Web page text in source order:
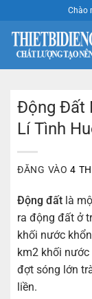
nội
dung
Chào
Động Đất
Lí Tình
ĐĂNG VÀO4
Động đất là
ra động đất ở
khối nước
km2 khối
đợt sóng lớn
liền.